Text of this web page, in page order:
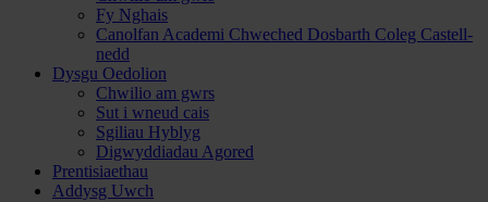
Fy Nghais
Canolfan Academi Chweched Dosbarth Coleg Castell-
nedd
Dysgu Oedolion
Chwilio am gwrs
Sut i wneud cais
Sgiliau Hyblyg
Digwyddiadau Agored
Prentisiaethau
Addysg Uwch